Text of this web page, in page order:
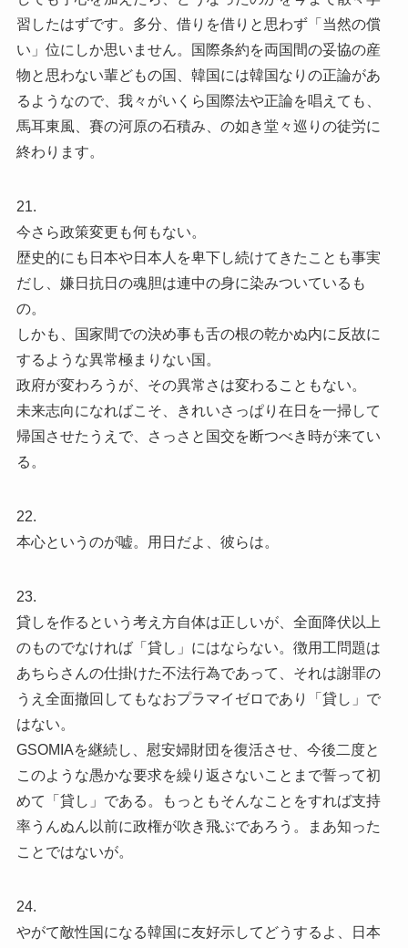
習したはずです。多分、借りを借りと思わず「当然の償
い」位にしか思いません。国際条約を両国間の妥協の産
物と思わない輩どもの国、韓国には韓国なりの正論があ
るようなので、我々がいくら国際法や正論を唱えても、
馬耳東風、賽の河原の石積み、の如き堂々巡りの徒労に
終わります。
21.
今さら政策変更も何もない。
歴史的にも日本や日本人を卑下し続けてきたことも事実
だし、嫌日抗日の魂胆は連中の身に染みついているも
の。
しかも、国家間での決め事も舌の根の乾かぬ内に反故に
するような異常極まりない国。
政府が変わろうが、その異常さは変わることもない。
未来志向になればこそ、きれいさっぱり在日を一掃して
帰国させたうえで、さっさと国交を断つべき時が来てい
る。
22.
本心というのが嘘。用日だよ、彼らは。
23.
貸しを作るという考え方自体は正しいが、全面降伏以上
のものでなければ「貸し」にはならない。徴用工問題は
あちらさんの仕掛けた不法行為であって、それは謝罪の
うえ全面撤回してもなおプラマイゼロであり「貸し」で
はない。
GSOMIAを継続し、慰安婦財団を復活させ、今後二度と
このような愚かな要求を繰り返さないことまで誓って初
めて「貸し」である。もっともそんなことをすれば支持
率うんぬん以前に政権が吹き飛ぶであろう。まあ知った
ことではないが。
24.
やがて敵性国になる韓国に友好示してどうするよ、日本